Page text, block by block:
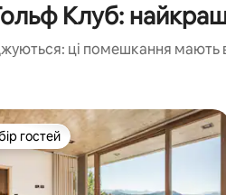
Клуб:
ці помешкання мають
гостей
гостей